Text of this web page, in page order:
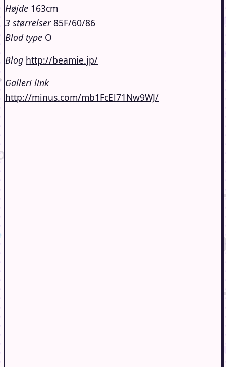
Højde 163cm
3 størrelser85F/60/86
Blod type O
Blog http://beamie.jp/
Galleri link
http://minus.com/mb1FcEl71Nw9WJ/